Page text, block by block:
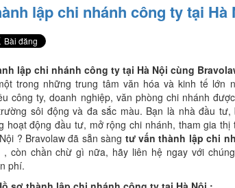
lập chi nhánh công ty tại Hà
lập chi nhánh công ty tại Hà Nội cùng
trong những trung tâm văn hóa và kinh tế lớn
công ty, doanh nghiệp, văn phòng chi nhánh
sôi động và đa sắc màu. Bạn là nhà đầu tư,
hoạt động đầu tư, mở rộng chi nhánh, tham gia
? Bravolaw đã sẵn sàng tư vấn thành lập chi
, còn chần chừ gì nữa, hãy liên hệ ngay với
phí.